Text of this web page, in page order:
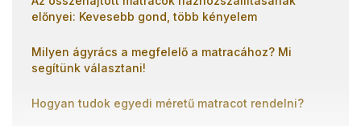
előnyei: Kevesebb gond, több kényelem
Milyen ágyrács a megfelelő a matracához? Mi
segítünk választani!
Hogyan tudok egyedi méretű matracot rendelni?